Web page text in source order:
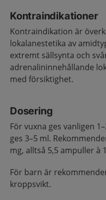
Kontraindikationer
Kontraindikation är
lokalanestetika av
extremt sällsynta och
adrenalininnehållande
med försiktighet.
Dosering
För vuxna ges vanligen
ges 3–5 ml.
mg, alltså 5,5 ampuller à
För barn är
kroppsvikt.